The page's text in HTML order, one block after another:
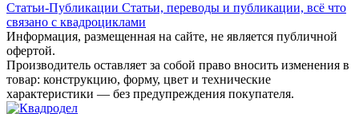
Статьи-Публикации Статьи, переводы и публикации, всё что
связано с квадроциклами
Информация, размещенная на сайте, не является публичной
офертой.
Производитель оставляет за собой право вносить изменения в
товар: конструкцию, форму, цвет и технические
характеристики — без предупреждения покупателя.